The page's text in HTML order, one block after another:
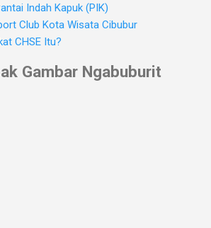
Indah Kapuk (PIK)
Club Kota Wisata Cibubur
CHSE Itu?
Gambar Ngabuburit